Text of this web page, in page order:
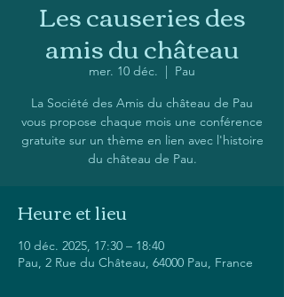
Les causeries des
amis du château
mer. 10 déc.
  |
Pau
La Société des Amis du château de Pau
vous propose chaque mois une conférence
gratuite sur un thème en lien avec l'histoire
du château de Pau.
Heure et lieu
10 déc. 2025, 17:30 – 18:40
Pau, 2 Rue du Château, 64000 Pau, France